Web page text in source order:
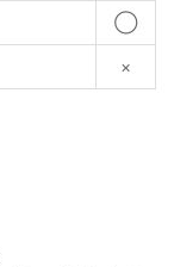
◯
×